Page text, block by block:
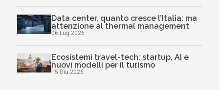
Data center, quanto cresce l’Italia: ma
attenzione al thermal management
06 Lug 2026
Ecosistemi travel-tech: startup, AI e
nuovi modelli per il turismo
15 Giu 2026